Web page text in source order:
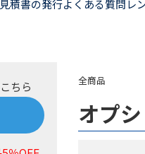
見積書の発行よくある質問 レ
全商品
オプ